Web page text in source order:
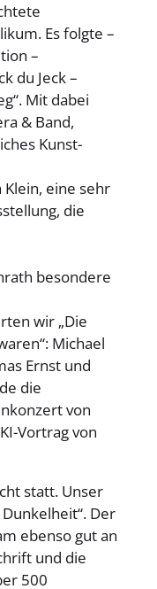
Es folgte –
–
du Jeck –
Mit dabei
& Band,
Kunst-
Klein, eine sehr
die
besondere
wir „Die
Michael
Ernst und
die
von
Vortrag von
statt. Unser
Der
ebenso gut an
und die
500